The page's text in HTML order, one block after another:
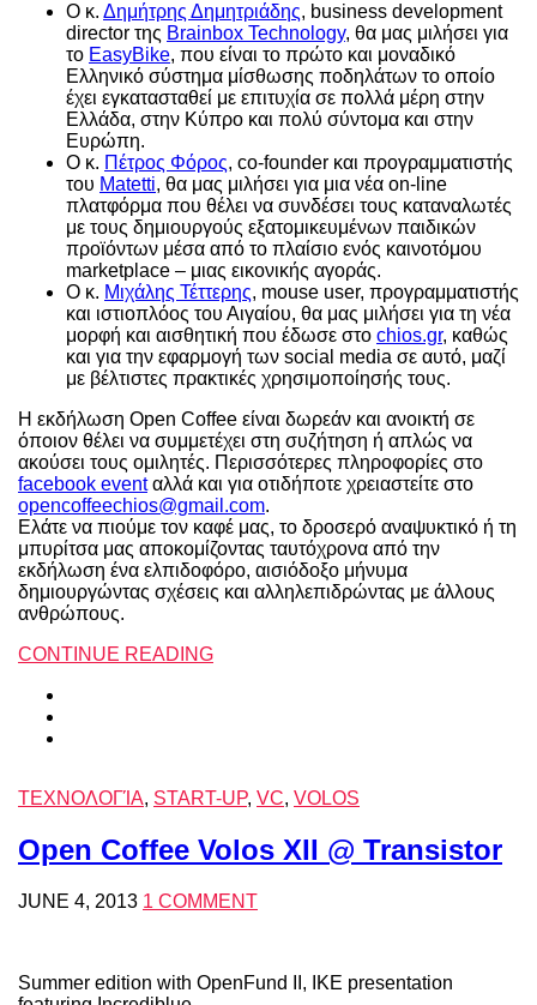
O κ. Δημήτρης Δημητριάδης, business development
director της Brainbox Technology, θα μας μιλήσει για
το EasyBike, που είναι το πρώτο και μοναδικό
Ελληνικό σύστημα μίσθωσης ποδηλάτων το οποίο
έχει εγκατασταθεί με επιτυχία σε πολλά μέρη στην
Ελλάδα, στην Κύπρο και πολύ σύντομα και στην
Ευρώπη.
Ο κ. Πέτρος Φόρος, co-founder και προγραμματιστής
του Matetti, θα μας μιλήσει για μια νέα on-line
πλατφόρμα που θέλει να συνδέσει τους καταναλωτές
με τους δημιουργούς εξατομικευμένων παιδικών
προϊόντων μέσα από το πλαίσιο ενός καινοτόμου
marketplace – μιας εικονικής αγοράς.
Ο κ. Μιχάλης Τέττερης, mouse user, προγραμματιστής
και ιστιοπλόος του Αιγαίου, θα μας μιλήσει για τη νέα
μορφή και αισθητική που έδωσε στο chios.gr, καθώς
και για την εφαρμογή των social media σε αυτό, μαζί
με βέλτιστες πρακτικές χρησιμοποίησής τους.
Η εκδήλωση Open Coffee είναι δωρεάν και ανοικτή σε
όποιον θέλει να συμμετέχει στη συζήτηση ή απλώς να
ακούσει τους ομιλητές. Περισσότερες πληροφορίες στο
facebook eventαλλά και για οτιδήποτε χρειαστείτε στο
opencoffeechios@gmail.com.
Ελάτε να πιούμε τον καφέ μας, το δροσερό αναψυκτικό ή τη
μπυρίτσα μας αποκομίζοντας ταυτόχρονα από την
εκδήλωση ένα ελπιδοφόρο, αισιόδοξο μήνυμα
δημιουργώντας σχέσεις και αλληλεπιδρώντας με άλλους
ανθρώπους.
CONTINUE READING
ΤΕΧΝΟΛΟΓΊΑ, START-UP, VC, VOLOS
Open Coffee Volos XII @ Transistor
JUNE 4, 2013 1 COMMENT
Summer edition with OpenFund II, IKE presentation